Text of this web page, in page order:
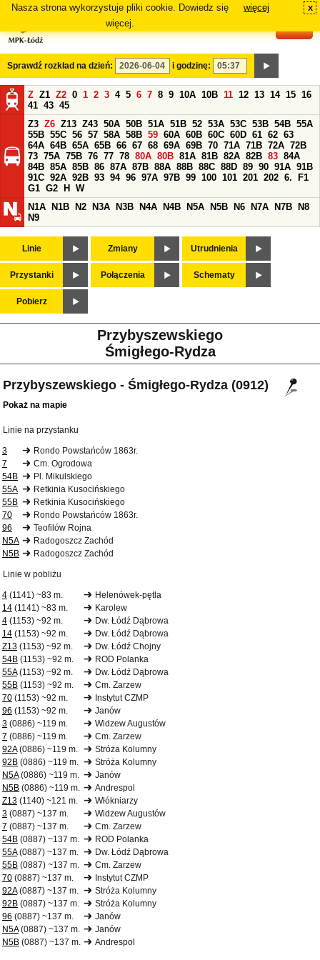
Nasza strona wykorzystuje pliki cookie. Dowiedz się
więcej.
więcej x
Sprawdź rozkład na dzień: i godzinę:
Z Z1 Z2 0 1 2 3 4 5 6 7 8 9 10A 10B 11 12 13 14 15 16
41 43 45
Z3 Z6 Z13 Z43 50A 50B 51A 51B 52 53A 53C 53B 54B 55A
55B 55C 56 57 58A 58B 59 60A 60B 60C 60D 61 62 63
64A 64B 65A 65B 66 67 68 69A 69B 70 71A 71B 72A 72B
73 75A 75B 76 77 78 80A 80B 81A 81B 82A 82B 83 84A
84B 85A 85B 86 87A 87B 88A 88B 88C 88D 89 90 91A 91B
91C 92A 92B 93 94 96 97A 97B 99 100 101 201 202 6.
F1
G1 G2 H
W
N1A
N1B N2 N3A N3B N4A N4B N5A N5B N6 N7A N7B
N8
N9
Linie Zmiany Utrudnienia
Przystanki Połączenia Schematy
Pobierz
Przybyszewskiego
Śmigłego-Rydza
Przybyszewskiego - Śmigłego-Rydza (0912)
Pokaż na mapie
Linie na przystanku
3
Rondo Powstańców 1863r.
7
Cm. Ogrodowa
54B
Pl. Mikulskiego
55A
Retkinia Kusocińskiego
55B
Retkinia Kusocińskiego
70
Rondo Powstańców 1863r.
96
Teofilów Rojna
N5A
Radogoszcz Zachód
N5B
Radogoszcz Zachód
Linie w pobliżu
4 (1141) ~83 m.
Helenówek-pętla
14 (1141) ~83 m.
Karolew
4 (1153) ~92 m.
Dw. Łódź Dąbrowa
14 (1153) ~92 m.
Dw. Łódź Dąbrowa
Z13 (1153) ~92 m.
Dw. Łódź Chojny
54B (1153) ~92 m.
ROD Polanka
55A(1153) ~92 m.
Dw. Łódź Dąbrowa
55B (1153) ~92 m.
Cm. Zarzew
70 (1153) ~92 m.
Instytut CZMP
96 (1153) ~92 m.
Janów
3 (0886) ~119 m.
Widzew Augustów
7 (0886) ~119 m.
Cm. Zarzew
92A(0886) ~119 m.
Stróża Kolumny
92B (0886) ~119 m.
Stróża Kolumny
N5A(0886) ~119 m.
Janów
N5B (0886) ~119 m.
Andrespol
Z13 (1140) ~121 m.
Włókniarzy
3 (0887) ~137 m.
Widzew Augustów
7 (0887) ~137 m.
Cm. Zarzew
54B (0887) ~137 m.
ROD Polanka
55A(0887) ~137 m.
Dw. Łódź Dąbrowa
55B (0887) ~137 m.
Cm. Zarzew
70 (0887) ~137 m.
Instytut CZMP
92A(0887) ~137 m.
Stróża Kolumny
92B (0887) ~137 m.
Stróża Kolumny
96 (0887) ~137 m.
Janów
N5A(0887) ~137 m.
Janów
N5B (0887) ~137 m. Andrespol